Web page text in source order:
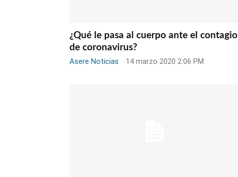
¿Qué le pasa al cuerpo ante el contagio
de coronavirus?
Asere Noticias - 14 marzo 2020 2:06 PM